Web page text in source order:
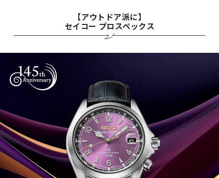
【アウトドア派に】
セイコー プロスペックス